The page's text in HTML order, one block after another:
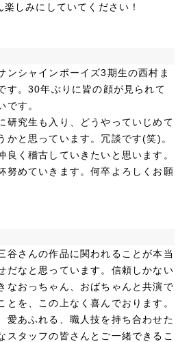
しみにしていてください！
ンシャインボーイズ3期生の西村ま
す。30年ぶりに皆の顔が見られて
です。
研究生も入り、どうやっていじめて
かと思っています。冗談です(笑)。
良く稽古していきたいと思います。
努めていきます。何卒よろしくお願
谷さんの作品に関われることが本当
だなと思っています。信頼しかない
なおっちゃん、おばちゃんと共演で
とを、この上なく喜んでおります。
愛あふれる、職人技を持ち合わせた
スタッフの皆さんとご一緒できるこ